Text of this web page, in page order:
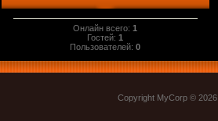
Онлайн всего:1
Гостей:1
Пользователей:0
Copyright MyCorp © 2026